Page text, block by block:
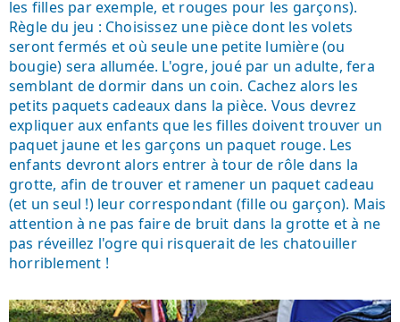
les filles par exemple, et rouges pour les garçons).
Règle du jeu : Choisissez une pièce dont les volets
seront fermés et où seule une petite lumière (ou
bougie) sera allumée. L'ogre, joué par un adulte, fera
semblant de dormir dans un coin. Cachez alors les
petits paquets cadeaux dans la pièce. Vous devrez
expliquer aux enfants que les filles doivent trouver un
paquet jaune et les garçons un paquet rouge. Les
enfants devront alors entrer à tour de rôle dans la
grotte, afin de trouver et ramener un paquet cadeau
(et un seul !) leur correspondant (fille ou garçon). Mais
attention à ne pas faire de bruit dans la grotte et à ne
pas réveillez l'ogre qui risquerait de les chatouiller
horriblement !